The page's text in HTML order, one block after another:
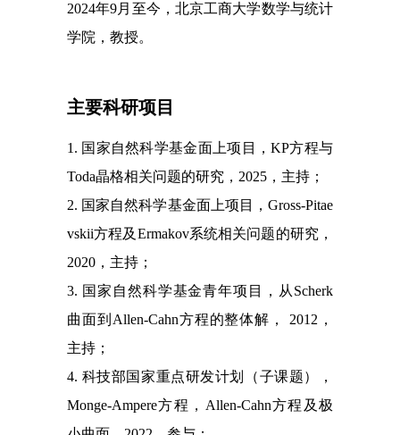
2024年9月 至今 ，北京工商大学数学与统计
学院，教授。
主要科研项目
1. 国家自然科学基金面上项目，KP方程与
Toda晶格相关问题的研究， 2025 ，主持；
2. 国家自然科学基金面上项目，Gross-Pitae
vskii方程及 Ermakov系统相关问题的研究，
2020 ，主持 ；
3. 国家自然科学基金青年项目，从 Scherk
曲面到 Allen-Cahn方程的整体解， 2012 ，
主持；
4. 科技部国家重点研发计划（子课题），
Monge-Ampere方程， Allen-Cahn方程及极